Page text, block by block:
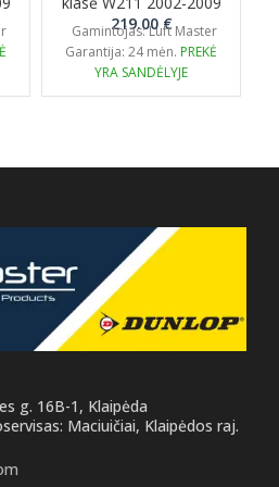
219.00€
Gamintojas: Luft Master
Garantija: 24 mėn. PREKĖ
YRA SANDĖLYJE
g. 16B-1, Klaipėda
Maciuičiai, Klaipėdos raj.